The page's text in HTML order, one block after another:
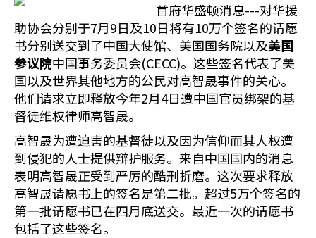
首府华盛顿消息---对华援
助协会分别于7月9日及10日将有10万个签名的请愿
书分别送交到了中国大使馆、美国国务院以及美国
参议院中国事务委员会(CECC)。这些签名代表了美
国以及世界其他地方的公民对高智晟事件的关心。
他们请求立即释放今年2月4日遭中国官员绑架的基
督徒维权律师高智晟。
高智晟为遭迫害的基督徒以及因为信仰而其人权遭
到侵犯的人士提供辩护服务。来自中国国内的消息
表明高智晟正受到严厉的酷刑折磨。这次要求释放
高智晟请愿书上的签名是第二批。超过5万个签名的
第一批请愿书已在四月底送交。最近一次的请愿书
包括了这些签名。